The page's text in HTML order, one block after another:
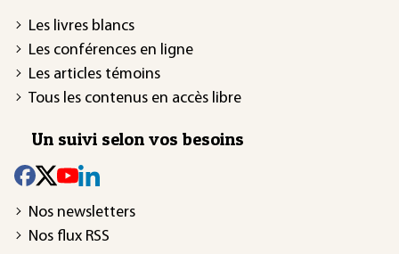
Les livres blancs
Les conférences en ligne
Les articles témoins
Tous les contenus en accès libre
Un suivi selon vos besoins
Nos newsletters
Nos flux RSS